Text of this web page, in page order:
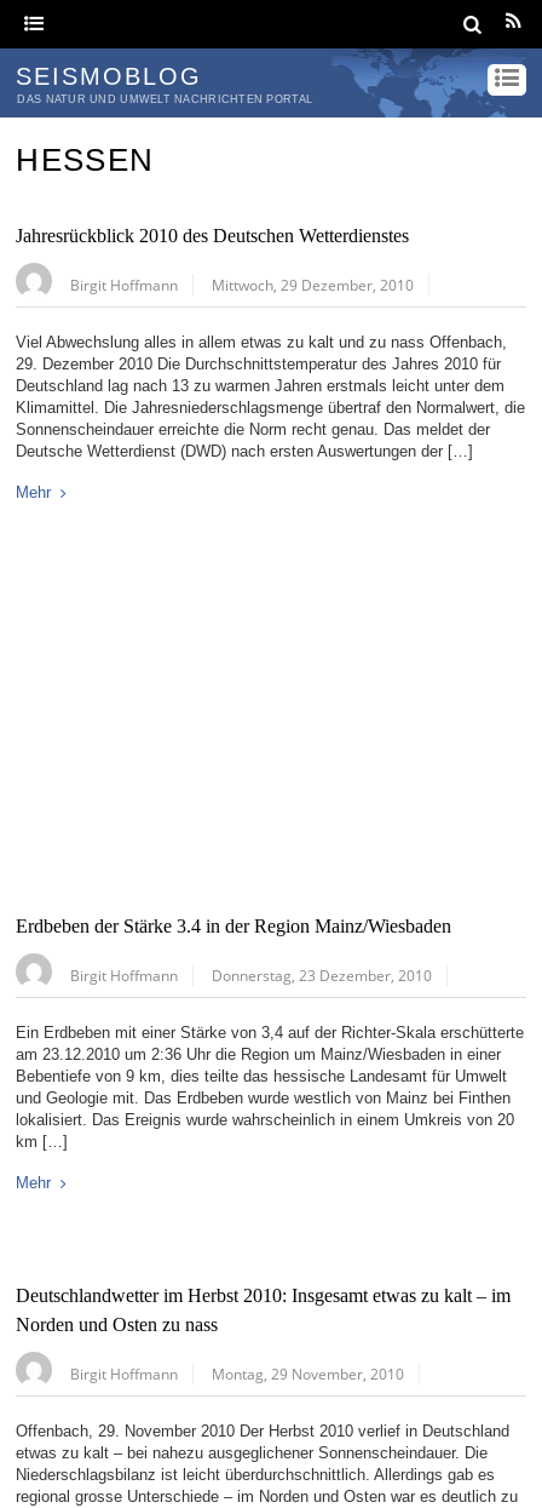
SEISMOBLOG
DAS NATUR UND UMWELT NACHRICHTEN PORTAL
HESSEN
Jahresrückblick 2010 des Deutschen Wetterdienstes
Birgit Hoffmann Mittwoch, 29 Dezember, 2010
Viel Abwechslung alles in allem etwas zu kalt und zu nass Offenbach,
29. Dezember 2010 Die Durchschnittstemperatur des Jahres 2010 für
Deutschland lag nach 13 zu warmen Jahren erstmals leicht unter dem
Klimamittel. Die Jahresniederschlagsmenge übertraf den Normalwert, die
Sonnenscheindauer erreichte die Norm recht genau. Das meldet der
Deutsche Wetterdienst (DWD) nach ersten Auswertungen der […]
Mehr
Erdbeben der Stärke 3.4 in der Region Mainz/Wiesbaden
Birgit Hoffmann Donnerstag, 23 Dezember, 2010
Ein Erdbeben mit einer Stärke von 3,4 auf der Richter-Skala erschütterte
am 23.12.2010 um 2:36 Uhr die Region um Mainz/Wiesbaden in einer
Bebentiefe von 9 km, dies teilte das hessische Landesamt für Umwelt
und Geologie mit. Das Erdbeben wurde westlich von Mainz bei Finthen
lokalisiert. Das Ereignis wurde wahrscheinlich in einem Umkreis von 20
km […]
Mehr
Deutschlandwetter im Herbst 2010: Insgesamt etwas zu kalt – im
Norden und Osten zu nass
Birgit Hoffmann Montag, 29 November, 2010
Offenbach, 29. November 2010 Der Herbst 2010 verlief in Deutschland
etwas zu kalt – bei nahezu ausgeglichener Sonnenscheindauer. Die
Niederschlagsbilanz ist leicht überdurchschnittlich. Allerdings gab es
regional grosse Unterschiede – im Norden und Osten war es deutlich zu